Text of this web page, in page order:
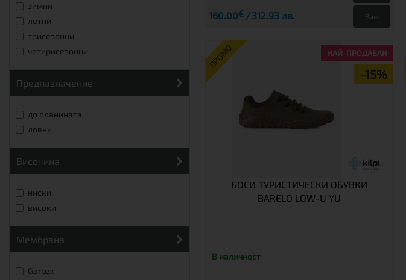
зимни
летни
трисезонни
четирисезонни
предназначение
до планината
ловни
височина
ниски
високи
мембрана
Gartex
160.00€ 312.93 лв. Виж
ПРОМО
-15%
НАЙ-ПРОДАВАН
БОСИ ТУРИСТИЧЕСКИ ОБУВКИ
BARELO LOW-U YU
В наличност